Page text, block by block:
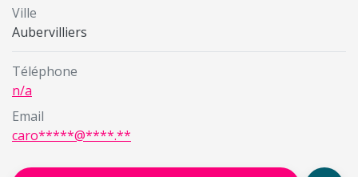
Ville
Aubervilliers
Téléphone
n/a
Email
caro*****@****.**